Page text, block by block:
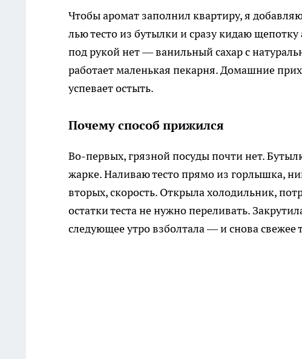
Чтобы аромат заполнил квартиру, я
лью тесто из бутылки и сразу кидаю
под рукой нет — ванильный сахар с
работает маленькая пекарня. Домашние
успевает остыть.
Почему способ прижился
Во-первых, грязной посуды почти нет.
жарке. Наливаю тесто прямо из горлышка,
вторых, скорость. Открыла холодильник,
остатки теста не нужно переливать.
следующее утро взболтала — и снова свежее